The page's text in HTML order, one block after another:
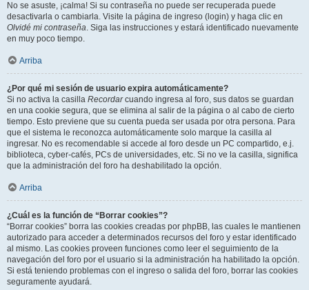
No se asuste, ¡calma! Si su contraseña no puede ser recuperada puede
desactivarla o cambiarla. Visite la página de ingreso (login) y haga clic en
Olvidé mi contraseña. Siga las instrucciones y estará identificado nuevamente
en muy poco tiempo.
Arriba
¿Por qué mi sesión de usuario expira automáticamente?
Si no activa la casilla Recordarcuando ingresa al foro, sus datos se guardan
en una cookie segura, que se elimina al salir de la página o al cabo de cierto
tiempo. Esto previene que su cuenta pueda ser usada por otra persona. Para
que el sistema le reconozca automáticamente solo marque la casilla al
ingresar. No es recomendable si accede al foro desde un PC compartido, e.j.
biblioteca, cyber-cafés, PCs de universidades, etc. Si no ve la casilla, significa
que la administración del foro ha deshabilitado la opción.
Arriba
¿Cuál es la función de “Borrar cookies”?
“Borrar cookies” borra las cookies creadas por phpBB, las cuales le mantienen
autorizado para acceder a determinados recursos del foro y estar identificado
al mismo. Las cookies proveen funciones como leer el seguimiento de la
navegación del foro por el usuario si la administración ha habilitado la opción.
Si está teniendo problemas con el ingreso o salida del foro, borrar las cookies
seguramente ayudará.